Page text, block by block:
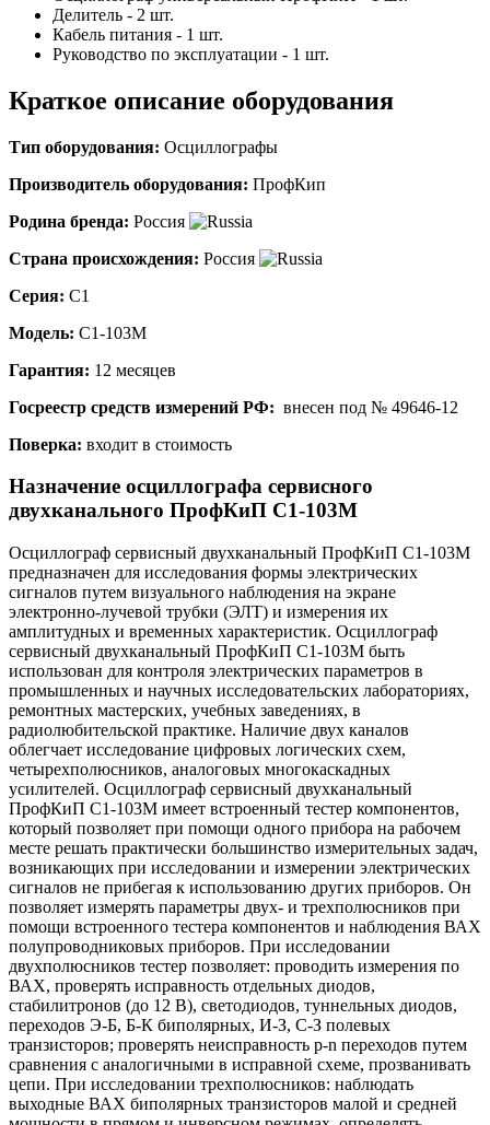
Делитель - 2 шт.
Кабель питания - 1 шт.
Руководство по эксплуатации - 1 шт.
Краткое описание оборудования
Тип оборудования: Осциллографы
Производитель оборудования: ПрофКип
Родина бренда: Россия
Страна происхождения: Россия
Серия: С1
Модель: С1-103М
Гарантия: 12 месяцев
Госреестр средств измерений РФ: внесен под № 49646-12
Поверка: входит в стоимость
Назначение осциллографа сервисного
двухканального ПрофКиП С1-103М
Осциллограф сервисный двухканальный ПрофКиП С1-103М
предназначен для исследования формы электрических
сигналов путем визуального наблюдения на экране
электронно-лучевой трубки (ЭЛТ) и измерения их
амплитудных и временных характеристик. Осциллограф
сервисный двухканальный ПрофКиП С1-103М быть
использован для контроля электрических параметров в
промышленных и научных исследовательских лабораториях,
ремонтных мастерских, учебных заведениях, в
радиолюбительской практике. Наличие двух каналов
облегчает исследование цифровых логических схем,
четырехполюсников, аналоговых многокаскадных
усилителей. Осциллограф сервисный двухканальный
ПрофКиП С1-103М имеет встроенный тестер компонентов,
который позволяет при помощи одного прибора на рабочем
месте решать практически большинство измерительных задач,
возникающих при исследовании и измерении электрических
сигналов не прибегая к использованию других приборов. Он
позволяет измерять параметры двух- и трехполюсников при
помощи встроенного тестера компонентов и наблюдения ВАХ
полупроводниковых приборов. При исследовании
двухполюсников тестер позволяет: проводить измерения по
ВАХ, проверять исправность отдельных диодов,
стабилитронов (до 12 В), светодиодов, туннельных диодов,
переходов Э-Б, Б-К биполярных, И-З, С-З полевых
транзисторов; проверять неисправность p-n переходов путем
сравнения с аналогичными в исправной схеме, прозванивать
цепи. При исследовании трехполюсников: наблюдать
выходные ВАХ биполярных транзисторов малой и средней